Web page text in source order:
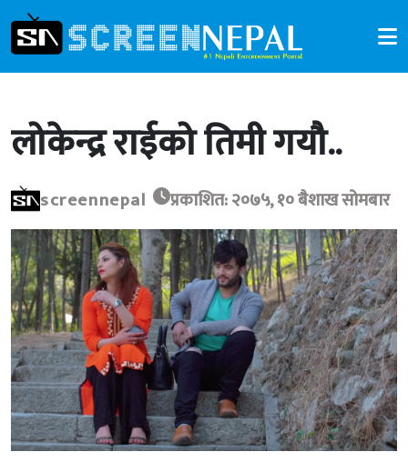
लोकेन्द्र राईको तिमी गयौ..
screennepal प्रकाशित: २०७५, १० बैशाख सोमबार